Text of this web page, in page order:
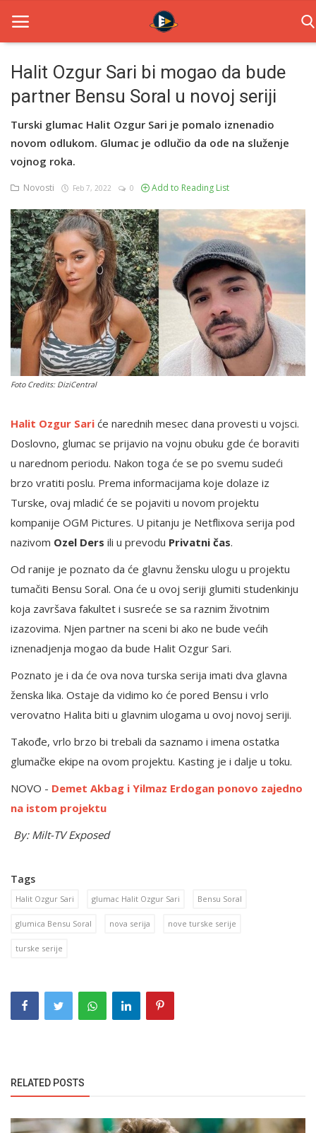
Home
Novosti
TV Serije
Filmovi
Glumci
Contact
Login
Register
English
Halit Ozgur Sari bi mogao da bude
partner Bensu Soral u novoj seriji
Turski glumac Halit Ozgur Sari je pomalo iznenadio
novom odlukom. Glumac je odlučio da ode na služenje
vojnog roka.
Novosti Feb 7, 2022 0 Add to Reading List
Foto Credits: DiziCentral
Halit Ozgur Sari će narednih mesec dana provesti u vojsci.
Doslovno, glumac se prijavio na vojnu obuku gde će boraviti
u narednom periodu. Nakon toga će se po svemu sudeći
brzo vratiti poslu. Prema informacijama koje dolaze iz
Turske, ovaj mladić će se pojaviti u novom projektu
kompanije OGM Pictures. U pitanju je Netflixova serija pod
nazivom Ozel Ders ili u prevodu Privatni čas.
Od ranije je poznato da će glavnu žensku ulogu u projektu
tumačiti Bensu Soral. Ona će u ovoj seriji glumiti studenkinju
koja završava fakultet i susreće se sa raznim životnim
izazovima. Njen partner na sceni bi ako ne bude većih
iznenadjenja mogao da bude Halit Ozgur Sari.
Poznato je i da će ova nova turska serija imati dva glavna
ženska lika. Ostaje da vidimo ko će pored Bensu i vrlo
verovatno Halita biti u glavnim ulogama u ovoj novoj seriji.
Takođe, vrlo brzo bi trebali da saznamo i imena ostatka
glumačke ekipe na ovom projektu. Kasting je i dalje u toku.
NOVO - Demet Akbag i Yilmaz Erdogan ponovo zajedno
na istom projektu
By: Milt-TV Exposed
Tags
Halit Ozgur Sari glumac Halit Ozgur Sari Bensu Soral
glumica Bensu Soral nova serija nove turske serije
turske serije
RELATED POSTS